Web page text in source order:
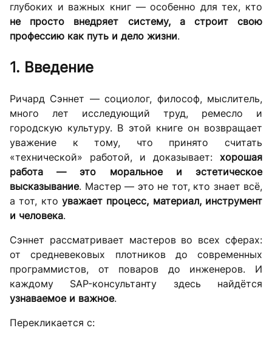
глубоких и важных книг — особенно для тех, кто
не просто внедряет систему, а строит свою
профессию как путь и дело жизни.
1. Введение
Ричард Сэннет — социолог, философ, мыслитель,
много лет исследующий труд, ремесло и
городскую культуру. В этой книге он возвращает
уважение к тому, что принято считать
«технической» работой, и доказывает: хорошая
работа — это моральное и эстетическое
высказывание. Мастер — это не тот, кто знает всё,
а тот, кто уважает процесс, материал, инструмент
и человека.
Сэннет рассматривает мастеров во всех сферах:
от средневековых плотников до современных
программистов, от поваров до инженеров. И
каждому SAP-консультанту здесь найдётся
узнаваемое и важное.
Перекликается с: